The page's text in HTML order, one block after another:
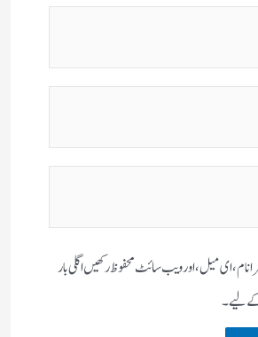
نام، ای میل، اور ویب سائٹ محفوظ رکھیں اگلی بار